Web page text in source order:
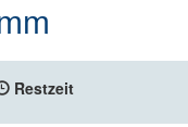
Restzeit